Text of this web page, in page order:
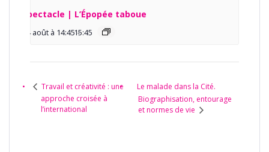
Spectacle | L’Épopée taboue
14 août à 14:45 -
15:45
Travail et créativité : une
approche croisée à
l’international
Le malade dans la Cité.
Biographisation, entourage
et normes de vie